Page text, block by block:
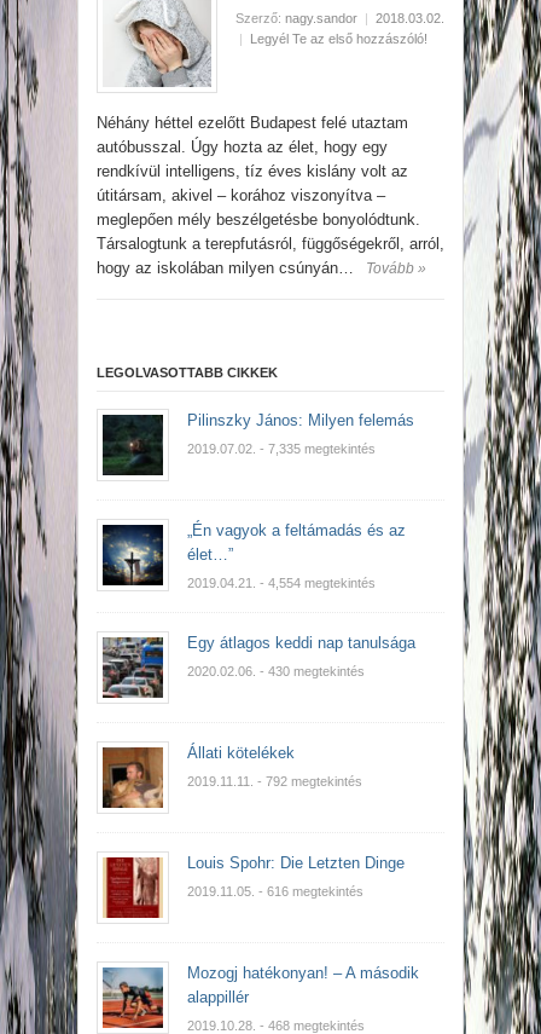
Szerző: nagy.sandor | 2018.03.02.
|
Legyél Te az első hozzászóló!
Néhány héttel ezelőtt Budapest felé utaztam
autóbusszal. Úgy hozta az élet, hogy egy
rendkívül intelligens, tíz éves kislány volt az
útitársam, akivel – korához viszonyítva –
meglepően mély beszélgetésbe bonyolódtunk.
Társalogtunk a terepfutásról, függőségekről, arról,
hogy az iskolában milyen csúnyán…
Tovább »
LEGOLVASOTTABB CIKKEK
Pilinszky János: Milyen felemás
2019.07.02. - 7,335 megtekintés
„Én vagyok a feltámadás és az
élet…”
2019.04.21. - 4,554 megtekintés
Egy átlagos keddi nap tanulsága
2020.02.06. - 430 megtekintés
Állati kötelékek
2019.11.11. - 792 megtekintés
Louis Spohr: Die Letzten Dinge
2019.11.05. - 616 megtekintés
Mozogj hatékonyan! – A második
alappillér
2019.10.28. - 468 megtekintés